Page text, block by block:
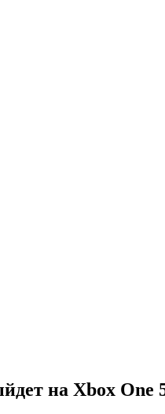
на Xbox One